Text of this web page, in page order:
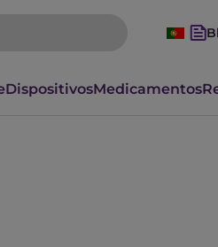
DispositivosMedicamentos